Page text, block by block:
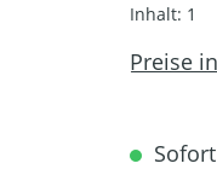
Inhalt: 1
Preise